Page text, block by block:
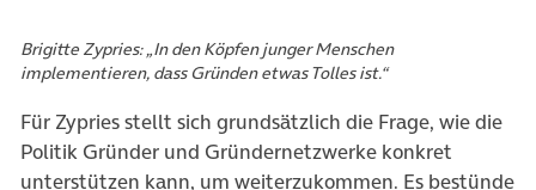
Brigitte Zypries: „In den Köpfen junger Menschen
implementieren, dass Gründen etwas Tolles ist.“
Für Zypries stellt sich grundsätzlich die Frage, wie die
Politik Gründer und Gründernetzwerke konkret
unterstützen kann, um weiterzukommen. Es bestünde